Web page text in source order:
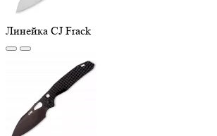
Линейка CJ Frack